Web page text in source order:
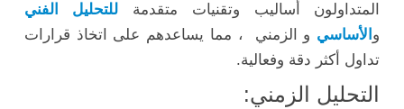
المتداولون أساليب وتقنيات متقدمة للتحليل الفني
و الأساسي و الزمني
، مما يساعدهم على اتخاذ قرارات
تداول أكثر دقة وفعالية.
التحليل الزمني: